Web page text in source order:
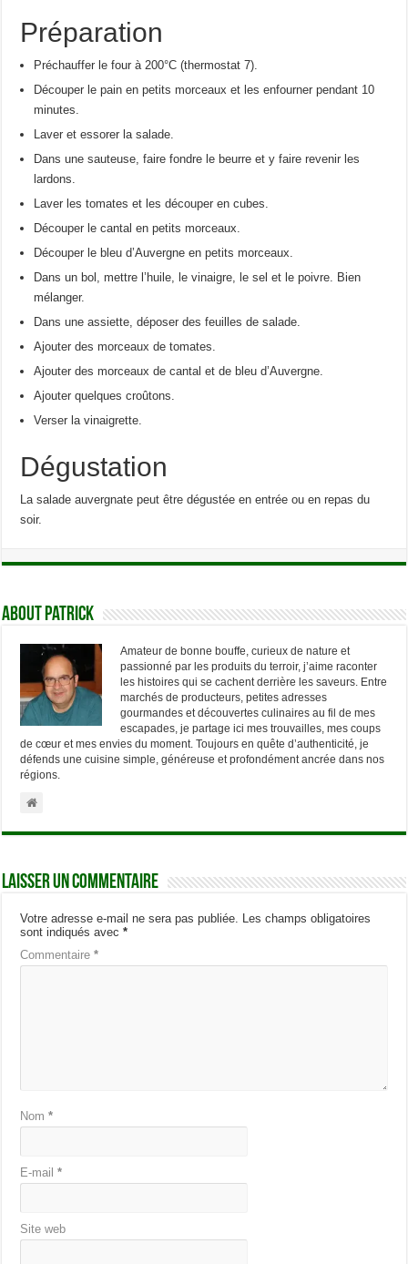
Préparation
Préchauffer le four à 200°C (thermostat 7).
Découper le pain en petits morceaux et les enfourner pendant 10
minutes.
Laver et essorer la salade.
Dans une sauteuse, faire fondre le beurre et y faire revenir les
lardons.
Laver les tomates et les découper en cubes.
Découper le cantal en petits morceaux.
Découper le bleu d’Auvergne en petits morceaux.
Dans un bol, mettre l’huile, le vinaigre, le sel et le poivre. Bien
mélanger.
Dans une assiette, déposer des feuilles de salade.
Ajouter des morceaux de tomates.
Ajouter des morceaux de cantal et de bleu d’Auvergne.
Ajouter quelques croûtons.
Verser la vinaigrette.
Dégustation
La salade auvergnate peut être dégustée en entrée ou en repas du
soir.
About Patrick
Amateur de bonne bouffe, curieux de nature et
passionné par les produits du terroir, j’aime raconter
les histoires qui se cachent derrière les saveurs. Entre
marchés de producteurs, petites adresses
gourmandes et découvertes culinaires au fil de mes
escapades, je partage ici mes trouvailles, mes coups
de cœur et mes envies du moment. Toujours en quête d’authenticité, je
défends une cuisine simple, généreuse et profondément ancrée dans nos
régions.
Laisser un commentaire
Votre adresse e-mail ne sera pas publiée. Les champs obligatoires
sont indiqués avec*
Commentaire*
Nom*
E-mail*
Site web